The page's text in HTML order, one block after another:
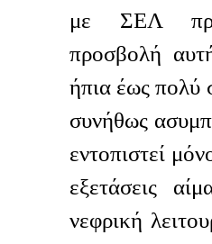
με ΣΕΛ
προσβολή
ήπια έως πολύ
συνήθως
εντοπιστεί
εξετάσεις
νεφρική